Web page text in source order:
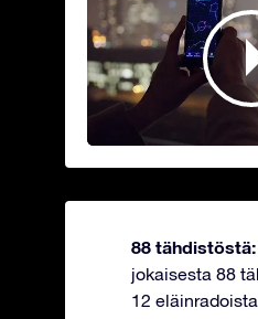
88 tähdistöstä:
jokaisesta 88
12